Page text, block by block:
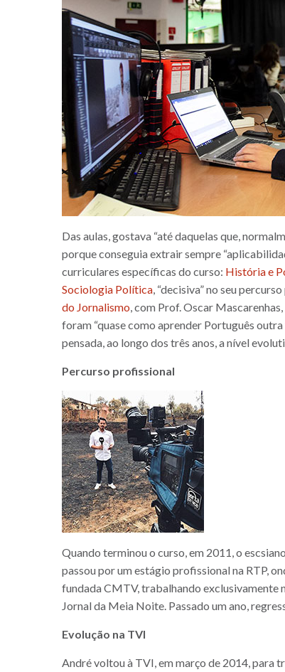
Das aulas, gostava “até daquelas que,
porque conseguia extrair sempre
curriculares específicas do curso: História e
Sociologia Política , “decisiva” no seu
do Jornalismo , com Prof. Oscar
foram “quase como aprender Português
pensada, ao longo dos três anos, a nível
Percurso profissional
Quando terminou o curso, em 2011, o
passou por um estágio profissional na RTP,
fundada CMTV, trabalhando exclusivamente
Jornal da Meia Noite. Passado um ano,
Evolução na TVI
André voltou à TVI, em março de 2014, para